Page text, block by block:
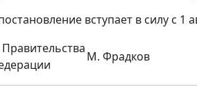
вступает в силу с 1
М. Фрадков